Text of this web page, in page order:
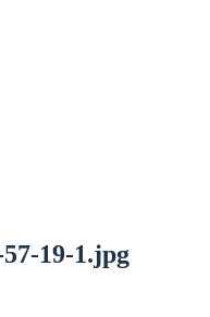
19-1.jpg